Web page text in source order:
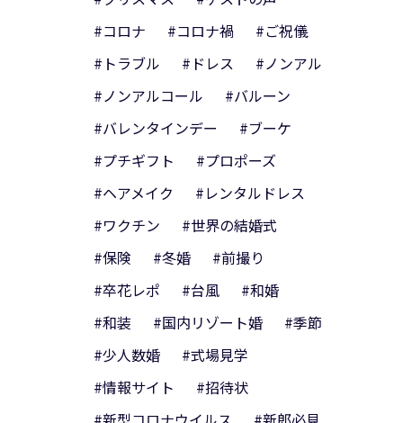
#コロナ
#コロナ禍
#ご祝儀
#トラブル
#ドレス
#ノンアル
#ノンアルコール
#バルーン
#バレンタインデー
#ブーケ
#プチギフト
#プロポーズ
#ヘアメイク
#レンタルドレス
#ワクチン
#世界の結婚式
#保険
#冬婚
#前撮り
#卒花レポ
#台風
#和婚
#和装
#国内リゾート婚
#季節
#少人数婚
#式場見学
#情報サイト
#招待状